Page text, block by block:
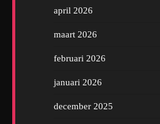
april 2026
maart 2026
februari 2026
januari 2026
december 2025